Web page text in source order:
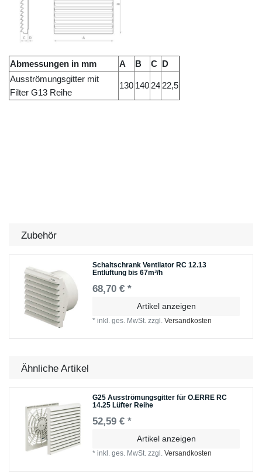
Abmessungen in mm A B C D
Ausströmungsgitter mit
Filter G13 Reihe
130 140 24 22,5
Zubehör
Schaltschrank Ventilator RC 12.13
Entlüftung bis 67m³/h
68,70 € *
Artikel anzeigen
*inkl. ges. MwSt. zzgl.Versandkosten
Ähnliche Artikel
G25 Ausströmungsgitter für O.ERRE RC
14.25 Lüfter Reihe
52,59 € *
Artikel anzeigen
*inkl. ges. MwSt. zzgl.Versandkosten